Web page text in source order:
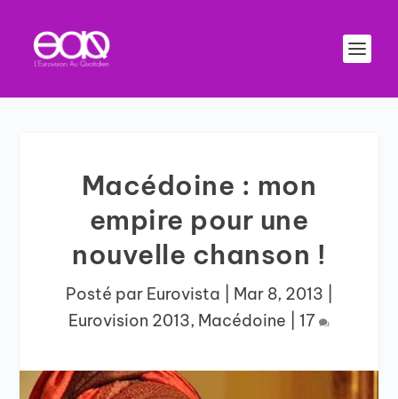
Macédoine : mon
empire pour une
nouvelle chanson !
Posté par Eurovista Mar 8, 2013
Eurovision 2013, Macédoine 17